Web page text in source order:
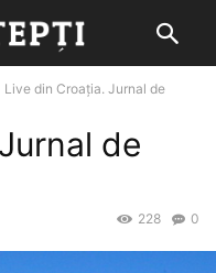
Live din Croația. Jurnal de
de
0
228